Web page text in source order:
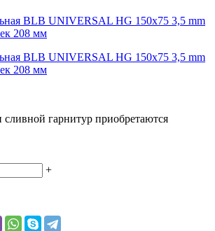
гарнитур приобретаются
+